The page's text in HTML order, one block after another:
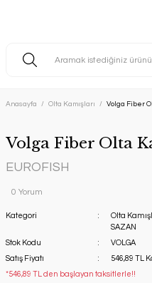
Anasayfa Olta Kamışları Volga Fiber
Volga Fiber Olta
EUROFISH
0 Yorum
Kategori Olta
SAZAN
Stok Kodu
VOLGA
Satış Fiyatı
546,89 TL
*546,89 TL den başlayan taksitlerle!!